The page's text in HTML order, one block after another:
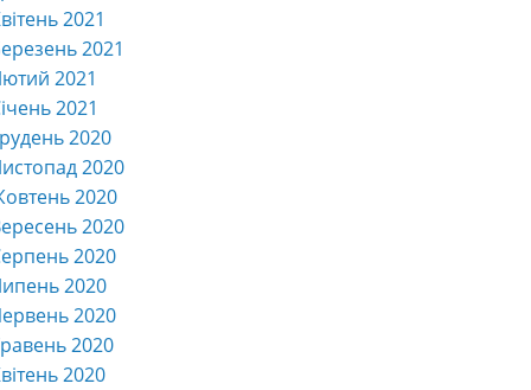
2021
2021
2021
2021
2020
2020
2020
2020
2020
2020
2020
2020
2020